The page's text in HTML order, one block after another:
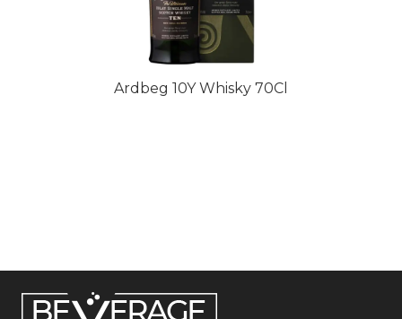
Ardbeg 10Y Whisky 70Cl